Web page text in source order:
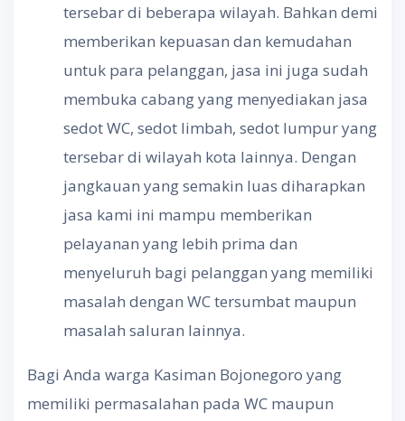
tersebar di beberapa wilayah. Bahkan demi
memberikan kepuasan dan kemudahan
untuk para pelanggan, jasa ini juga sudah
membuka cabang yang menyediakan jasa
sedot WC, sedot limbah, sedot lumpur yang
tersebar di wilayah kota lainnya. Dengan
jangkauan yang semakin luas diharapkan
jasa kami ini mampu memberikan
pelayanan yang lebih prima dan
menyeluruh bagi pelanggan yang memiliki
masalah dengan WC tersumbat maupun
masalah saluran lainnya.
Bagi Anda warga Kasiman Bojonegoro yang
memiliki permasalahan pada WC maupun